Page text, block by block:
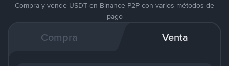
Compra y vende USDT en Binance P2P con varios métodos de
pago
Compra Venta